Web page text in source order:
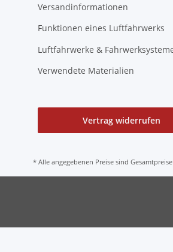
Versandinformationen
Funktionen eines Luftfahrwerks
Luftfahrwerke &
Verwendete Materialien
Vertrag widerrufen
* Alle angegebenen Preise sind